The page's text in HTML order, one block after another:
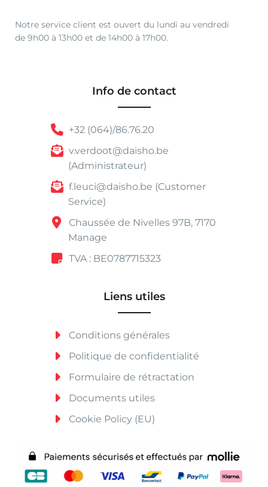
Notre service client est ouvert du lundi au vendredi
de 9h00 à 13h00 et de 14h00 à 17h00.
Info de contact
+32 (064)/86.76.20
v.verdoot@daisho.be
(Administrateur)
f.leuci@daisho.be (Customer
Service)
Chaussée de Nivelles 97B, 7170
Manage
TVA : BE0787715323
Liens utiles
Conditions générales
Politique de confidentialité
Formulaire de rétractation
Documents utiles
Cookie Policy (EU)